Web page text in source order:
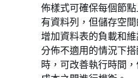
佈樣式可確保每個節
有資料列，但儲存空
增加資料表的負載和
分佈不適用的情況下
時，可改善執行時間